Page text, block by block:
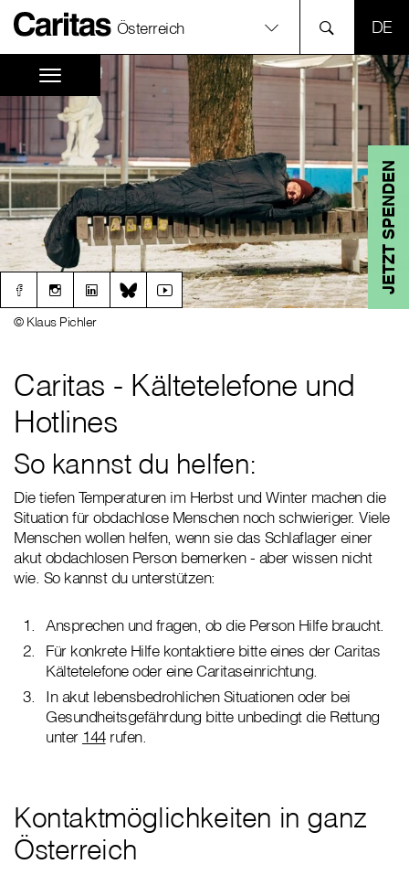
Österreich
JETZT SPENDEN
Caritas - Kältetelefone und
Hotlines
© Klaus Pichler
So kannst du helfen:
Die tiefen Temperaturen im Herbst und Winter machen die
Situation für obdachlose Menschen noch schwieriger. Viele
Menschen wollen helfen, wenn sie das Schlaflager einer
akut obdachlosen Person bemerken - aber wissen nicht
wie. So kannst du unterstützen:
Ansprechen und fragen, ob die Person Hilfe braucht.
Für konkrete Hilfe kontaktiere bitte eines der Caritas
Kältetelefone oder eine Caritaseinrichtung.
In akut lebensbedrohlichen Situationen oder bei
Gesundheitsgefährdung bitte unbedingt die Rettung
unter 144rufen.
Kontaktmöglichkeiten in ganz
Österreich